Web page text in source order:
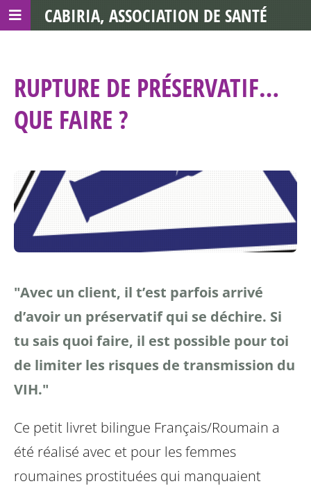
RUPTURE DE PRÉSERVATIF…
QUE FAIRE ?
"Avec un client, il t’est parfois arrivé
d’avoir un préservatif qui se déchire. Si
tu sais quoi faire, il est possible pour toi
de limiter les risques de transmission du
VIH."
Ce petit livret bilingue Français/Roumain a
été réalisé avec et pour les femmes
roumaines prostituées qui manquaient
CABIRIA, ASSOCIATION DE SANTÉ